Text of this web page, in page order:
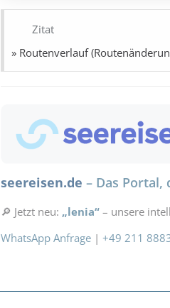
» Bestpreise in Sicht
Diese Kreuzfahrt
Ausflugstipps
Parken
…
Zitat
» Routenverlauf
seereisen.de – Das Portal,
🔎 Jetzt neu: „lenia“ – unsere
WhatsApp Anfrage | +49 211